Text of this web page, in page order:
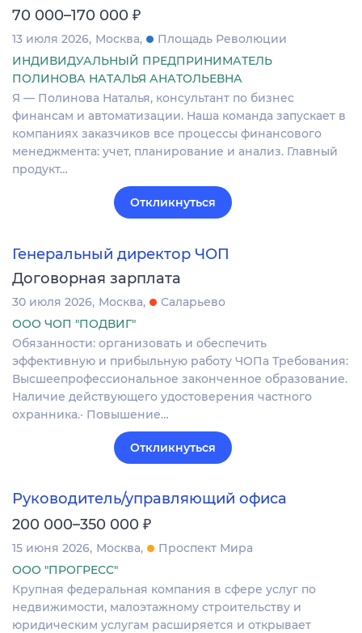
70 000–170 000 ₽
13 июля 2026 Москва
Площадь Революции
ИНДИВИДУАЛЬНЫЙ ПРЕДПРИНИМАТЕЛЬ
ПОЛИНОВА НАТАЛЬЯ АНАТОЛЬЕВНА
Я — Полинова Наталья, консультант по бизнес
финансам и автоматизации. Наша команда запускает в
компаниях заказчиков все процессы финансового
менеджмента: учет, планирование и анализ. Главный
продукт…
Откликнуться
Генеральный директор ЧОП
Договорная зарплата
30 июля 2026 Москва
Саларьево
ООО ЧОП "ПОДВИГ"
Обязанности: организовать и обеспечить
эффективную и прибыльную работу ЧОПа Требования:
Высшеепрофессиональное законченное образование.
Наличие действующего удостоверения частного
охранника.· Повышение…
Откликнуться
Руководитель/управляющий офиса
200 000–350 000 ₽
15 июня 2026 Москва
Проспект Мира
ООО "ПРОГРЕСС"
Крупная федеральная компания в сфере услуг по
недвижимости, малоэтажному строительству и
юридическим услугам расширяется и открывает